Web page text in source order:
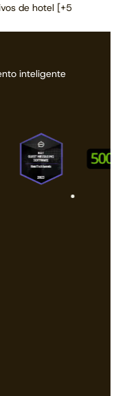
de hotel [+5
inteligente